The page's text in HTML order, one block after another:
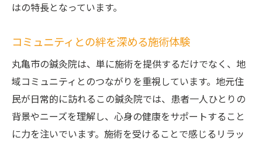
はの特長となっています。
コミュニティとの絆を深める施術体験
丸亀市の鍼灸院は、単に施術を提供するだけでなく、地
域コミュニティとのつながりを重視しています。地元住
民が日常的に訪れるこの鍼灸院では、患者一人ひとりの
背景やニーズを理解し、心身の健康をサポートすること
に力を注いでいます。施術を受けることで感じるリラッ